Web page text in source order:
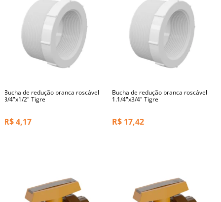
Bucha de redução branca roscável
3/4"x1/2" Tigre
R$4,17
Bucha de redução branca roscável
1.1/4"x3/4" Tigre
R$ 17,42